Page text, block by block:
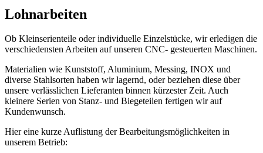
Lohnarbeiten
Ob Kleinserienteile oder individuelle Einzelstücke, wir erledigen die
verschiedensten Arbeiten auf unseren CNC- gesteuerten Maschinen.
Materialien wie Kunststoff, Aluminium, Messing, INOX und
diverse Stahlsorten haben wir lagernd, oder beziehen diese über
unsere verlässlichen Lieferanten binnen kürzester Zeit. Auch
kleinere Serien von Stanz- und Biegeteilen fertigen wir auf
Kundenwunsch.
Hier eine kurze Auflistung der Bearbeitungsmöglichkeiten in
unserem Betrieb: